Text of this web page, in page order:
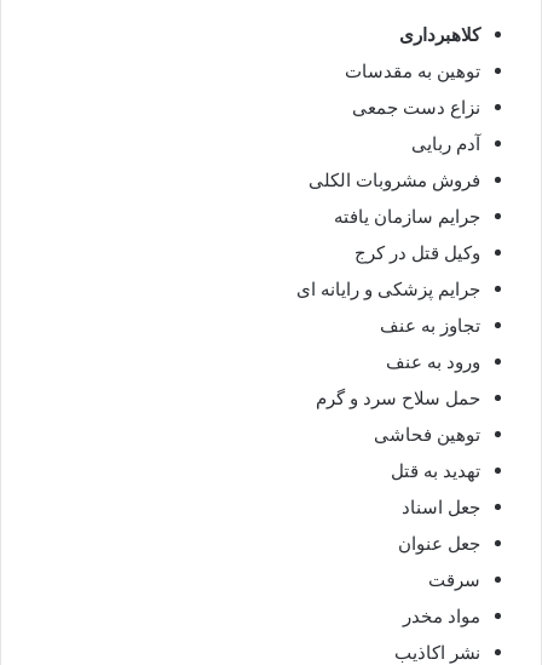
کلاهبرداری
توهین به مقدسات
نزاع دست جمعی
آدم ربایی
فروش مشروبات الکلی
جرایم سازمان یافته
وکیل قتل در کرج
جرایم پزشکی و رایانه ای
تجاوز به عنف
ورود به عنف
حمل سلاح سرد و گرم
توهین فحاشی
تهدید به قتل
جعل اسناد
جعل عنوان
سرقت
مواد مخدر
نشر اکاذیب